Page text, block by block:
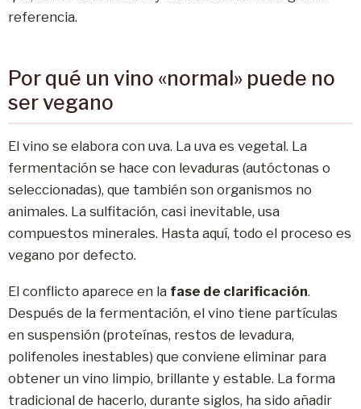
referencia.
Por qué un vino «normal» puede no
ser vegano
El vino se elabora con uva. La uva es vegetal. La
fermentación se hace con levaduras (autóctonas o
seleccionadas), que también son organismos no
animales. La sulfitación, casi inevitable, usa
compuestos minerales. Hasta aquí, todo el proceso es
vegano por defecto.
El conflicto aparece en la fase de clarificación.
Después de la fermentación, el vino tiene partículas
en suspensión (proteínas, restos de levadura,
polifenoles inestables) que conviene eliminar para
obtener un vino limpio, brillante y estable. La forma
tradicional de hacerlo, durante siglos, ha sido añadir